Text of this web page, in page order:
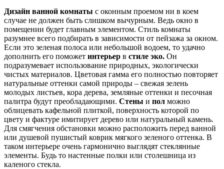
Дизайн ванной комнаты с оконным проемом ни в коем
случае не должен быть слишком вычурным. Ведь окно в
помещении будет главным элементом. Стиль комнаты
разумнее всего подбирать в зависимости от пейзажа за окном.
Если это зеленая полоса или небольшой водоем, то удачно
дополнить его поможет интерьер в стиле эко. Он
подразумевает использование природных, экологически
чистых материалов. Цветовая гамма его полностью повторяет
натуральные оттенки самой природы – свежая зелень
молодых листьев, кора дерева, земляные оттенки и песочная
палитра будут преобладающими. Стены и пол можно
облицевать кафельной плиткой, поверхность которой по
цвету и фактуре имитирует дерево или натуральный камень.
Для смягчения обстановки можно расположить перед ванной
или душевой пушистый коврик мягкого зеленого оттенка. В
таком интерьере очень гармонично выглядят стеклянные
элементы. Будь то настенные полки или столешница из
каленого стекла.